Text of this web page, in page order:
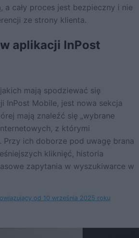
a cały proces jest bezpieczny i nie
ze strony klienta.
aplikacji InPost
mają spodziewać się
InPost Mobile, jest nowa sekcja
mają znaleźć się „wybrane
z którymi
Przy ich doborze pod uwagę brana
kliknięć, historia
zapytania w wyszukiwarce w
od 10 września 2025 roku